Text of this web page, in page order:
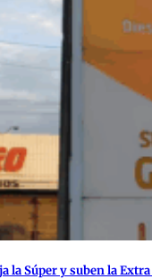
la Súper y suben la